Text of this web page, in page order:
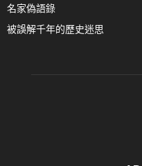
名家偽語錄
被誤解千年的歷史迷思